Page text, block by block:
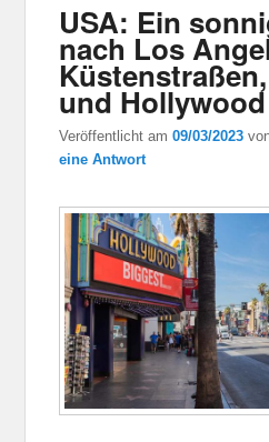
USA: Ein
nach Los
und Hollywood
Veröffentlicht am09/03/2023
eine Antwort